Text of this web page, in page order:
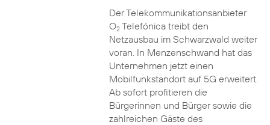
Der Telekommunikationsanbieter
O2Telefónica treibt den
Netzausbau im Schwarzwald weiter
voran. In Menzenschwand hat das
Unternehmen jetzt einen
Mobilfunkstandort auf 5G erweitert.
Ab sofort profitieren die
Bürgerinnen und Bürger sowie die
zahlreichen Gäste des